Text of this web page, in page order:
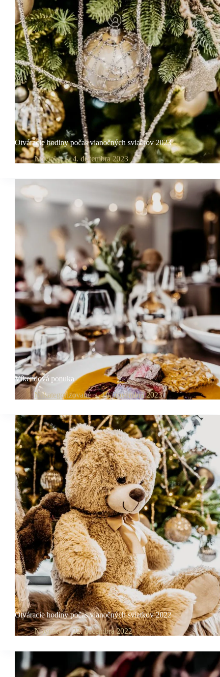
Otváracie hodiny počas vianočných sviatkov 2023
Novinky
4. decembra 2023
Víkendová ponuka
Nekategorizované
10. novembra 2023
Otváracie hodiny počas vianočných sviatkov 2022
Novinky
22. decembra 2022